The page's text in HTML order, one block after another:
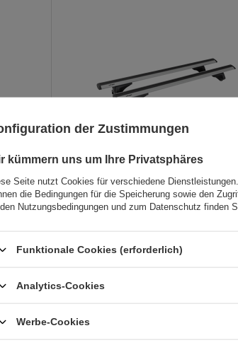
der Zustimmungen
kümmern uns um Ihre Privatsphäres
Seite nutzt Cookies für verschiedene
die Bedingungen für die Speicherung sowie den
Nutzungsbedingungen und zum Datenschutz finden
Funktionale Cookies (erforderlich)
Analytics-Cookies
Werbe-Cookies